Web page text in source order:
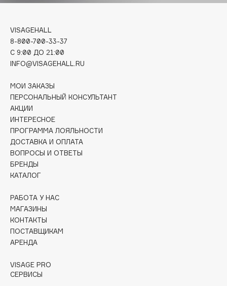
Clinique
Clive Christian
Club De Nuit
Consly
Corimo
CosRX
Crescina
Cunzite
Curaprox
D
d'Alba
DARLING*
VISAGEHALL
8-800-700-33-37
C 9:00 ДО 21:00
INFO@VISAGEHALL.RU
МОИ ЗАКАЗЫ
ПЕРСОНАЛЬНЫЙ КОНСУЛЬТАНТ
АКЦИИ
ИНТЕРЕСНОЕ
ПРОГРАММА ЛОЯЛЬНОСТИ
ДОСТАВКА И ОПЛАТА
ВОПРОСЫ И ОТВЕТЫ
БРЕНДЫ
КАТАЛОГ
РАБОТА У НАС
МАГАЗИНЫ
КОНТАКТЫ
ПОСТАВЩИКАМ
АРЕНДА
VISAGE PRO
СЕРВИСЫ